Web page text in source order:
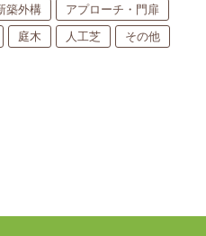
築外構
アプローチ・門扉
庭木 人工芝 その他